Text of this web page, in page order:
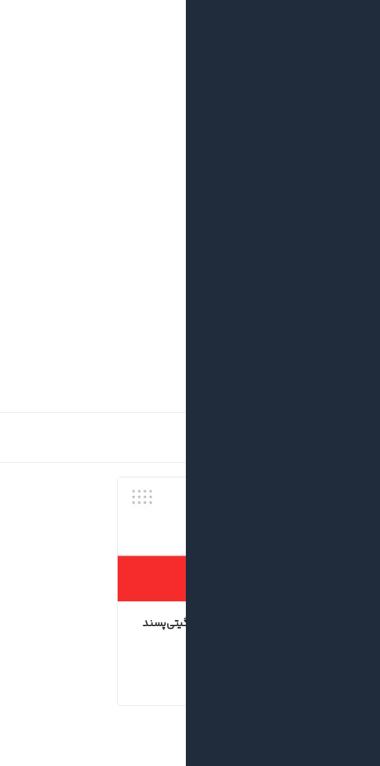
جلسه فوق العاده هیات مدیره باشگاه گیتی‌پسند